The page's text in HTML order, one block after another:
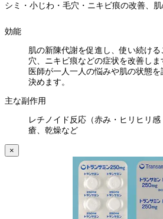
シミ・小じわ・毛穴・ニキビ痕の改善、
効能
肌の新陳代謝を促進し、使い続け
穴、ニキビ痕などの症状を改善しま
医師が一人一人の悩みや肌の状態
決めます。
主な副作用
レチノイド反応（赤み・ヒリヒリ
瘡、乾燥など
×